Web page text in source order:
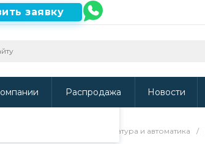
наш сайт, то
заявку
Распродажа Новости
предохранительная арматура и автоматика /